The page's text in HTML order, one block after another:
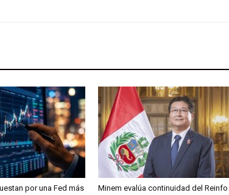
por una Fed más
Minem evalúa continuidad del Reinfo